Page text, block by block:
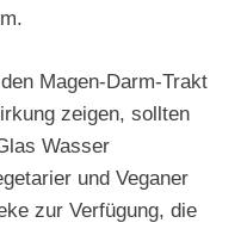
Magen-Darm-Trakt
zeigen, sollten
Wasser
und Veganer
zur Verfügung, die